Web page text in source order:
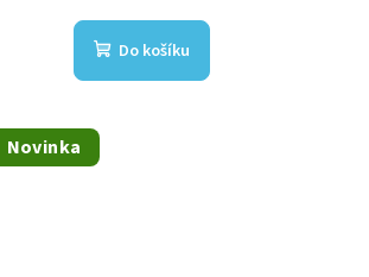
Do košíku
Novinka